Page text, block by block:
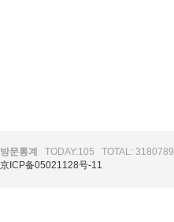
방문통계 TODAY:105
TOTAL: 3180789
京ICP备05021128号-11